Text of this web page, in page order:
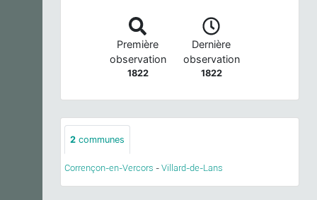
Première
observation
1822
Dernière
observation
1822
2 communes
Corrençon-en-Vercors - Villard-de-Lans